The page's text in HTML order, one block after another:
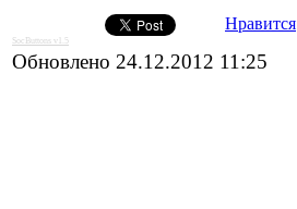
Нравится
SocButtons v1.5
Обновлено 24.12.2012 11:25